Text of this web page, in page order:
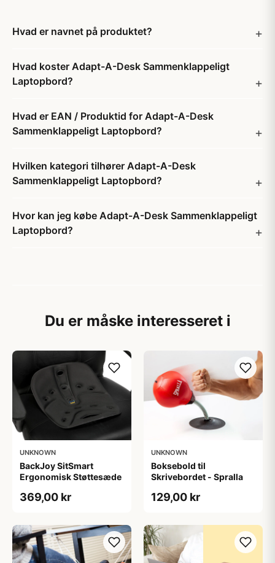
Hvad er navnet på produktet?
Hvad koster Adapt-A-Desk Sammenklappeligt
Laptopbord?
Hvad er EAN / Produktid for Adapt-A-Desk
Sammenklappeligt Laptopbord?
Hvilken kategori tilhører Adapt-A-Desk
Sammenklappeligt Laptopbord?
Hvor kan jeg købe Adapt-A-Desk Sammenklappeligt
Laptopbord?
Du er måske interesseret i
UNKNOWN
BackJoy SitSmart
Ergonomisk Støttesæde
369,00 kr
UNKNOWN
Boksebold til
Skrivebordet - Spralla
129,00 kr